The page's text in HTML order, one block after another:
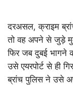
दरअसल, क्राइम
तो वह अपने से जुड़े
फिर जब दुबई भागने
उसे एयरपोर्ट से ही
ब्रांच पुलिस ने उसे